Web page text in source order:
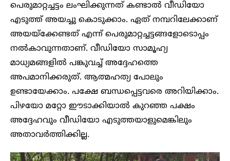
പെരുമാറ്റച്ചട്ടം ലംഘിക്കുന്നത് കണ്ടാൽ വീഡിയോ
എടുത്ത് അയച്ചു കൊടുക്കാം. ഏത് നമ്പറിലേക്കാണ്
അയയ്ക്കേണ്ടത് എന്ന് പെരുമാറ്റച്ചട്ടങ്ങളോടൊപ്പം
നൽകാവുന്നതാണ്. വീഡിയോ സാമൂഹ്യ
മാധ്യമങ്ങളിൽ പങ്കുവച്ച് അദ്ദേഹത്തെ
അപമാനിക്കരുത്. ആത്മഹത്യ പോലും
ഉണ്ടായേക്കാം. പക്ഷേ ബന്ധപ്പെട്ടവരെ അറിയിക്കാം.
പിഴയോ മറ്റോ ഈടാക്കിയാൽ കുറഞ്ഞ പക്ഷം
അദ്ദേഹവും വീഡിയോ എടുത്തയാളുമെങ്കിലും
അതാവർത്തിക്കില്ല.